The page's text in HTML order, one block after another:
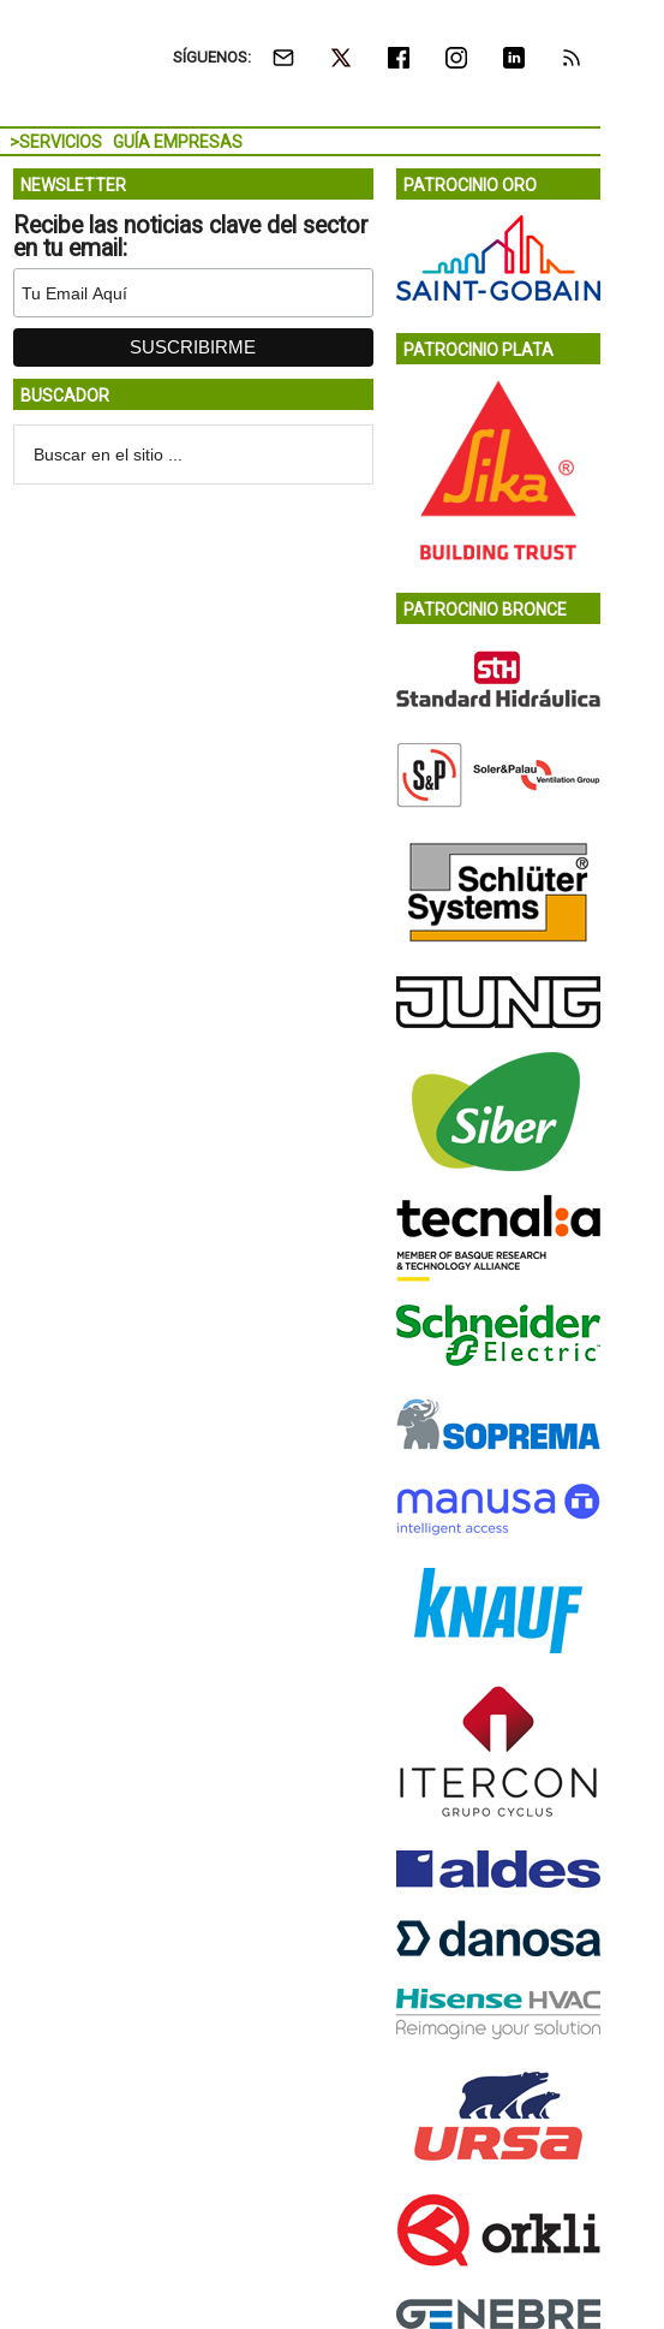
SÍGUENOS:
>SERVICIOS GUÍA EMPRESAS
NEWSLETTER
Recibe las noticias clave del sector
en tu email:
BUSCADOR
PATROCINIO ORO
PATROCINIO PLATA
PATROCINIO BRONCE